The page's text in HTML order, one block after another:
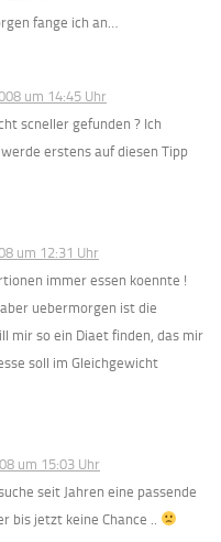
fange ich an…
um 14:45 Uhr
scneller gefunden ? Ich
erstens auf diesen Tipp
um 12:31 Uhr
immer essen koennte !
uebermorgen ist die
mir so ein Diaet finden, das mir
soll im Gleichgewicht
um 15:03 Uhr
seit Jahren eine passende
bis jetzt keine Chance ..